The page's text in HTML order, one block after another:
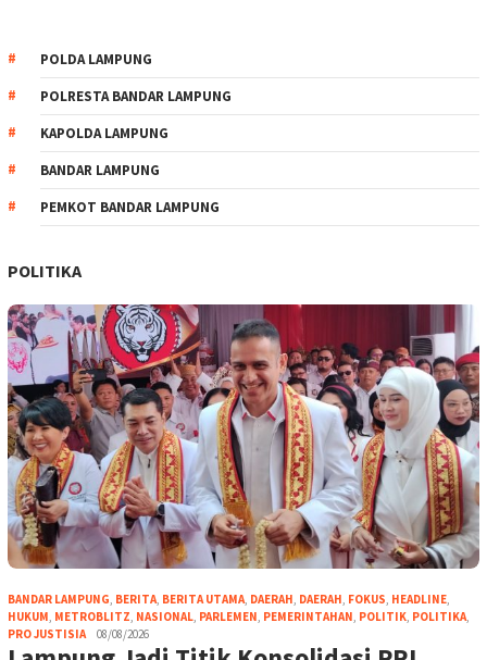
POLDA LAMPUNG
POLRESTA BANDAR LAMPUNG
KAPOLDA LAMPUNG
BANDAR LAMPUNG
PEMKOT BANDAR LAMPUNG
POLITIKA
BANDAR LAMPUNG, BERITA, BERITA UTAMA, DAERAH, DAERAH, FOKUS, HEADLINE,
HUKUM, METROBLITZ, NASIONAL, PARLEMEN, PEMERINTAHAN, POLITIK, POLITIKA,
PRO JUSTISIA
08/08/2026